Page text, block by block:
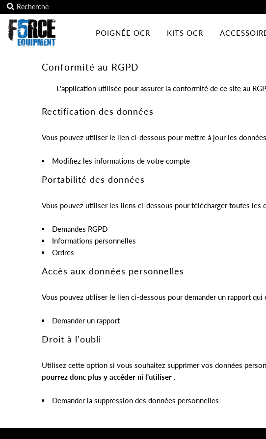
POIGNÉE OCR KITS OCR
Conformité au RGPD
L'application utilisée pour assurer la conformité de ce site au
Rectification des données
Vous pouvez utiliser le lien ci-dessous pour mettre à jour les
Modifiez les informations de votre compte
Portabilité des données
Vous pouvez utiliser les liens ci-dessous pour télécharger toutes
Demandes RGPD
Informations personnelles
Ordres
Accès aux données personnelles
Vous pouvez utiliser le lien ci-dessous pour demander un rapport
Demander un rapport
Droit à l'oubli
Utilisez cette option si vous souhaitez supprimer vos données
pourrez donc plus y accéder ni l'utiliser.
Demander la suppression des données personnelles